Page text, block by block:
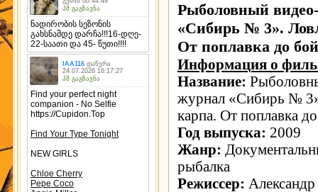
Рыболовный
«Сибирь № 3».
От поплавка до
Информация о
Название:
журнал «Сибирь №
карпа. От поплавка
Год выпуска: 2009
Жанр:
рыбалка
Режиссер: